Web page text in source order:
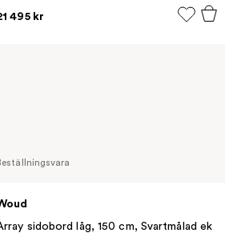
495 kr
sidobord låg, 150 cm, Svartmålad ek